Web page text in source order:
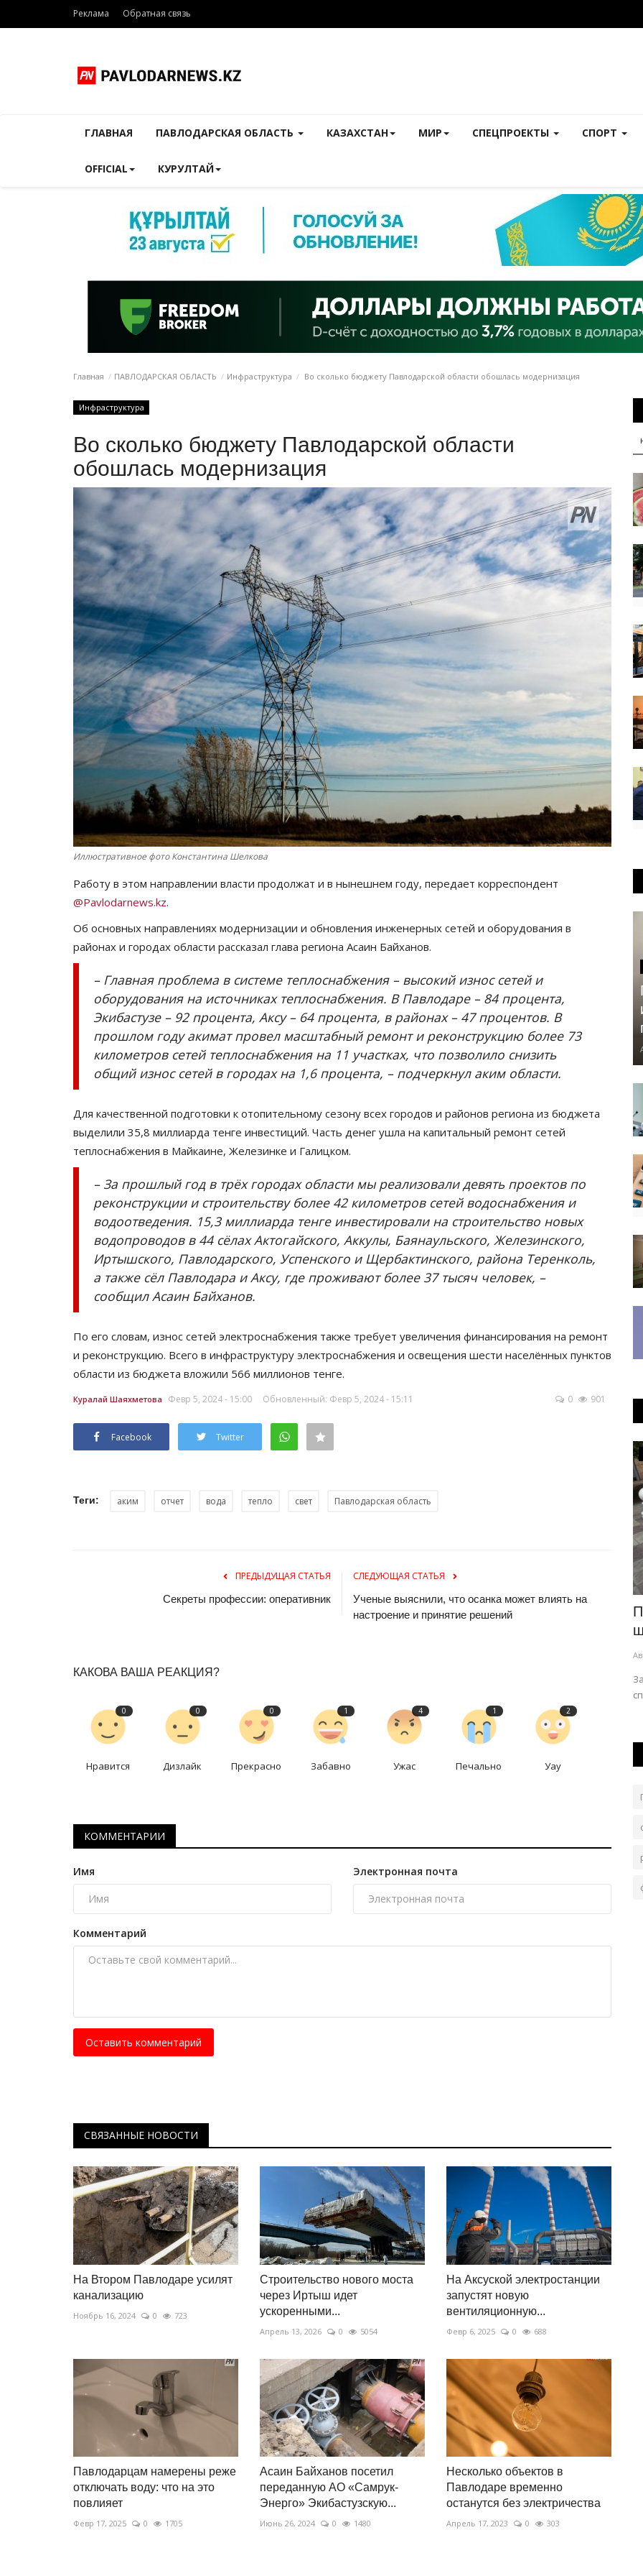
Реклама Обратная связь
ГЛАВНАЯ ПАВЛОДАРСКАЯ ОБЛАСТЬ КАЗАХСТАН МИР СПЕЦПРОЕКТЫ СПОРТ
OFFICIAL КУРУЛТАЙ
Главная ПАВЛОДАРСКАЯ ОБЛАСТЬ Инфраструктура Во сколько бюджету Павлодарской области обошлась модернизация
Инфраструктура
Во сколько бюджету Павлодарской области
обошлась модернизация
Иллюстративное фото Константина Шелкова
Работу в этом направлении власти продолжат и в нынешнем году, передает корреспондент
@Pavlodarnews.kz.
Об основных направлениях модернизации и обновления инженерных сетей и оборудования в
районах и городах области рассказал глава региона Асаин Байханов.
– Главная проблема в системе теплоснабжения – высокий износ сетей и
оборудования на источниках теплоснабжения. В Павлодаре – 84 процента,
Экибастузе – 92 процента, Аксу – 64 процента, в районах – 47 процентов. В
прошлом году акимат провел масштабный ремонт и реконструкцию более 73
километров сетей теплоснабжения на 11 участках, что позволило снизить
общий износ сетей в городах на 1,6 процента, – подчеркнул аким области.
Для качественной подготовки к отопительному сезону всех городов и районов региона из бюджета
выделили 35,8 миллиарда тенге инвестиций. Часть денег ушла на капитальный ремонт сетей
теплоснабжения в Майкаине, Железинке и Галицком.
– За прошлый год в трёх городах области мы реализовали девять проектов по
реконструкции и строительству более 42 километров сетей водоснабжения и
водоотведения. 15,3 миллиарда тенге инвестировали на строительство новых
водопроводов в 44 сёлах Актогайского, Аккулы, Баянаульского, Железинского,
Иртышского, Павлодарского, Успенского и Щербактинского, района Теренколь,
а также сёл Павлодара и Аксу, где проживают более 37 тысяч человек, –
сообщил Асаин Байханов.
По его словам, износ сетей электроснабжения также требует увеличения финансирования на ремонт
и реконструкцию. Всего в инфраструктуру электроснабжения и освещения шести населённых пунктов
области из бюджета вложили 566 миллионов тенге.
Куралай Шаяхметова Февр 5, 2024 - 15:00 Обновленный: Февр 5, 2024 - 15:11 0 901
Facebook Twitter
Теги: аким отчет вода тепло свет Павлодарская область
ПРЕДЫДУЩАЯ СТАТЬЯ
Секреты профессии: оперативник
СЛЕДУЮЩАЯ СТАТЬЯ
Ученые выяснили, что осанка может влиять на
настроение и принятие решений
КАКОВА ВАША РЕАКЦИЯ?
0
Нравится
0
Дизлайк
0
Прекрасно
1
Забавно
4
Ужас
1
Печально
2
Уау
КОММЕНТАРИИ
Имя Электронная почта
Комментарий
Оставить комментарий
СВЯЗАННЫЕ НОВОСТИ
На Втором Павлодаре усилят
канализацию
Ноябрь 16, 2024 0 723
Строительство нового моста
через Иртыш идет
ускоренными...
Апрель 13, 2026 0 5054
На Аксуской электростанции
запустят новую
вентиляционную...
Февр 6, 2025 0 688
Павлодарцам намерены реже
отключать воду: что на это
повлияет
Февр 17, 2025 0 1705
Асаин Байханов посетил
переданную АО «Самрук-
Энерго» Экибастузскую...
Июнь 26, 2024 0 1480
Несколько объектов в
Павлодаре временно
останутся без электричества
Апрель 17, 2023 0 303
История вещей
История вещей: космическая ракета
В Аксу по просьбе подростка обновят